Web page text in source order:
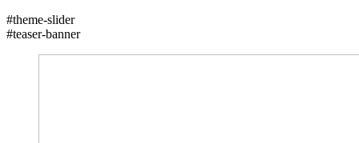
#theme-slider
#teaser-banner